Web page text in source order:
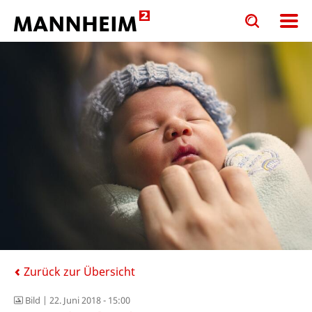
Toggle
search
input
Toggle
search
input
Zurück zur Übersicht
Bild | 22. Juni 2018 - 15:00